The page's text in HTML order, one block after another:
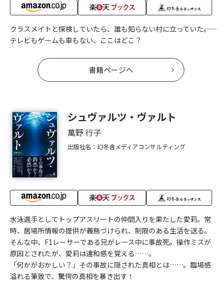
クラスメイトと探検していたら、誰も知らない村に立っていた――。
テレビもゲームも車もない、ここはどこ？
書籍ページへ
シュヴァルツ・ヴァルト
萬野 行子
出版社名：幻冬舎メディアコンサルティング
水泳選手としてトップアスリートの仲間入りを果たした愛莉。常
時、居場所情報の提供が義務づけられ、制限のある生活を送る。
そんな中、F1レーサーである兄がレース中に事故死。操作ミスが
原因とされたが、愛莉は違和感を覚える……。
「何かがおかしい？」その事故に隠された真相とは……。臨場感
溢れる筆致で、驚愕の真相を暴き出す！